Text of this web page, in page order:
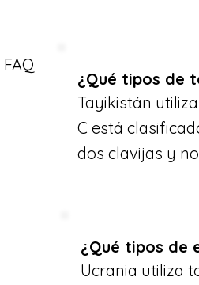
FAQ
¿Qué tipos de
Tayikistán
C está
dos clavijas y
¿Qué tipos de
Ucrania utiliza